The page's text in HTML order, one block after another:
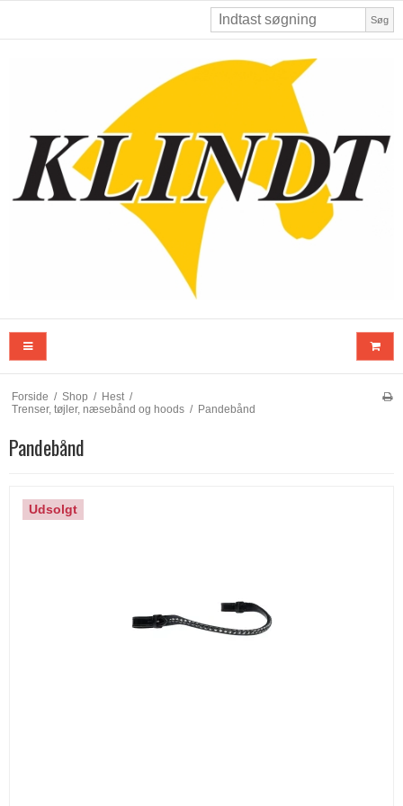
Søg
Forside / Shop / Hest /
Trenser, tøjler, næsebånd og hoods / Pandebånd
Pandebånd
Udsolgt